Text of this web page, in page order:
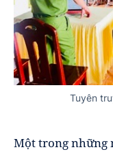
Tuyên
Một trong những